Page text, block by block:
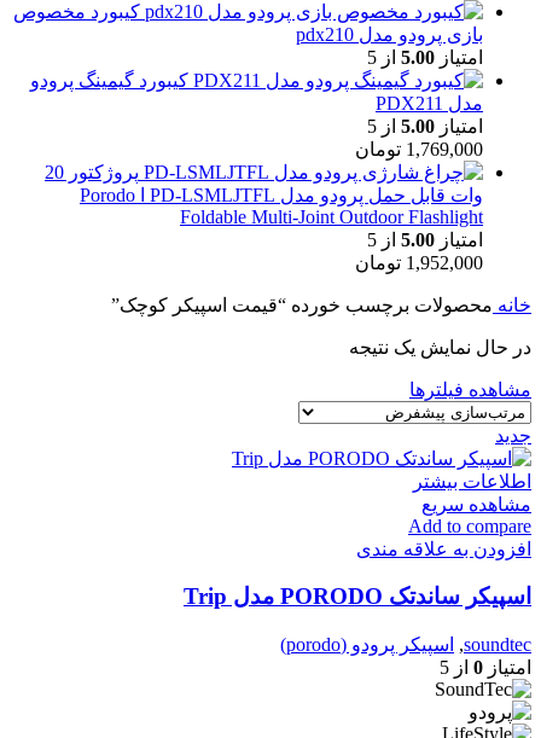
کیبورد مخصوص
بازی پرودو مدل pdx210
امتیاز 5.00 از 5
کیبورد گیمینگ پرودو
مدل PDX211
امتیاز 5.00 از 5
1,769,000 تومان
پروژکتور 20
وات قابل حمل پرودو مدل PD-LSMLJTFL ا Porodo
Foldable Multi-Joint Outdoor Flashlight
امتیاز 5.00 از 5
1,952,000 تومان
خانه محصولات برچسب خورده “قیمت اسپیکر کوچک”
در حال نمایش یک نتیجه
مشاهده فیلترها
جدید
اطلاعات بیشتر
مشاهده سریع
Add to compare
افزودن به علاقه مندی
اسپیکر ساندتک PORODO مدل Trip
soundtec
, اسپیکر پرودو (porodo)
امتیاز 0 از 5